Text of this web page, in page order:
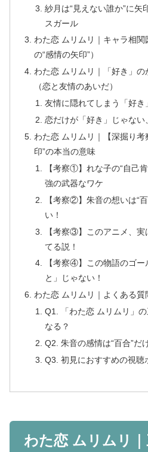
紗月は“見えない誰か”に矢
スガール
わた恋 ムリムリ｜キャラ相関
の“感情の矢印”）
わた恋 ムリムリ｜「好き」
（恋と友情のあいだ）
友情に隠れてしまう「好
恋だけが「好き」じゃない
わた恋 ムリムリ｜【深掘り考
印”の本当の意味
【考察①】れな子の“自己
強の武器なワケ
【考察②】朱音の想いは“
い！
【考察③】このアニメ、
てる説！
【考察④】この物語のゴ
と」じゃない！
わた恋 ムリムリ｜よくある質
Q1. 「わた恋 ムリムリ」
なる？
Q2. 朱音の感情は“百合”だ
Q3. 初見におすすめの視聴
わた恋 ムリムリ